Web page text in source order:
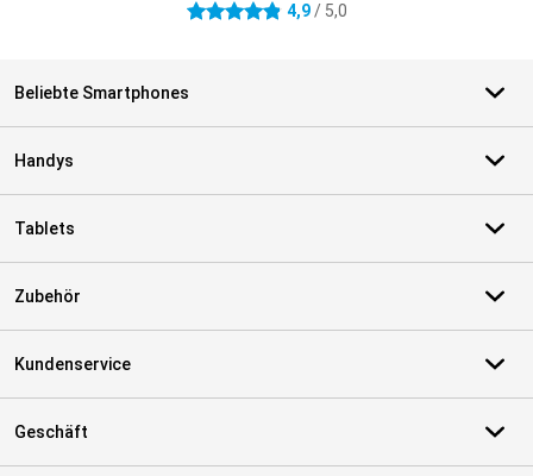
4.9 Sterne 4,9/ 5,0
Beliebte Smartphones
Handys
Tablets
Zubehör
Kundenservice
Geschäft